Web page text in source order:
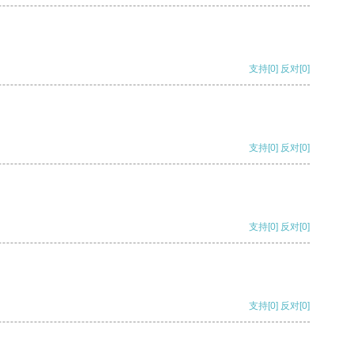
支持[0] 反对[0]
支持[0] 反对[0]
支持[0] 反对[0]
支持[0] 反对[0]